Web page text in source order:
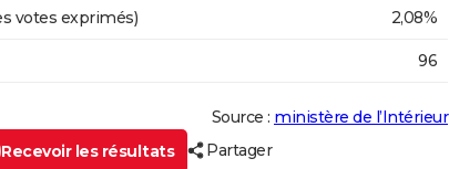
votes exprimés) 2,08%
96
Source : ministère de l’Intérieur
Recevoir les résultats
Partager